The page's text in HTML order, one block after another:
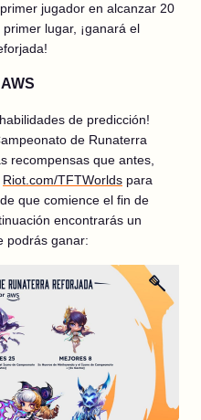
jugador en alcanzar 20
lugar, ¡ganará el
de predicción!
de Runaterra
recompensas que antes,
Riot.com/TFTWorlds para
que comience el fin de
encontrarás un
podrás ganar: